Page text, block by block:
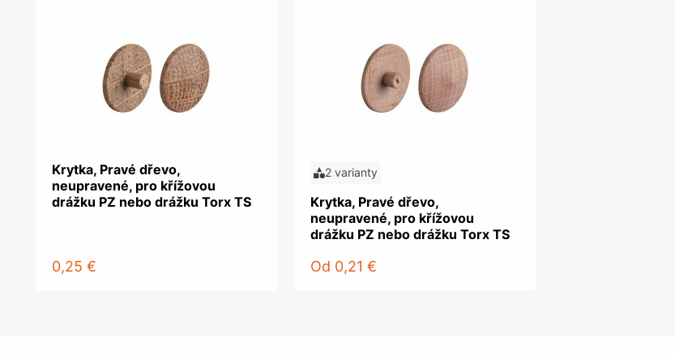
Krytka, Pravé dřevo,
neupravené, pro křížovou
drážku PZ nebo drážku Torx TS
0,25 €
2 varianty
Krytka, Pravé dřevo,
neupravené, pro křížovou
drážku PZ nebo drážku Torx TS
Od 0,21 €